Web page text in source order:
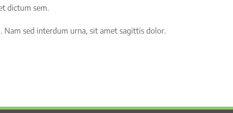
dictum sem.
Nam sed interdum urna, sit amet sagittis dolor.